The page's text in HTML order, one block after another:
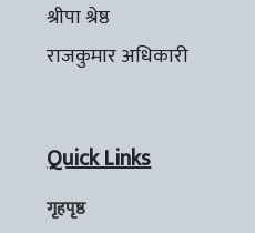
श्रीपा श्रेष्ठ
राजकुमार अधिकारी
Quick Links
गृहपृष्ठ